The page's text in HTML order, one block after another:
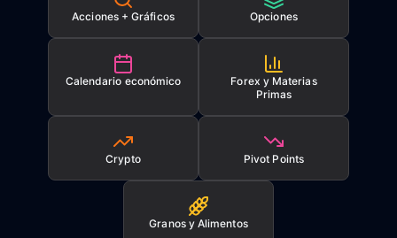
Acciones + Gráficos Opciones
Calendario económico
Forex y Materias
Primas
Crypto Pivot Points
Granos y Alimentos